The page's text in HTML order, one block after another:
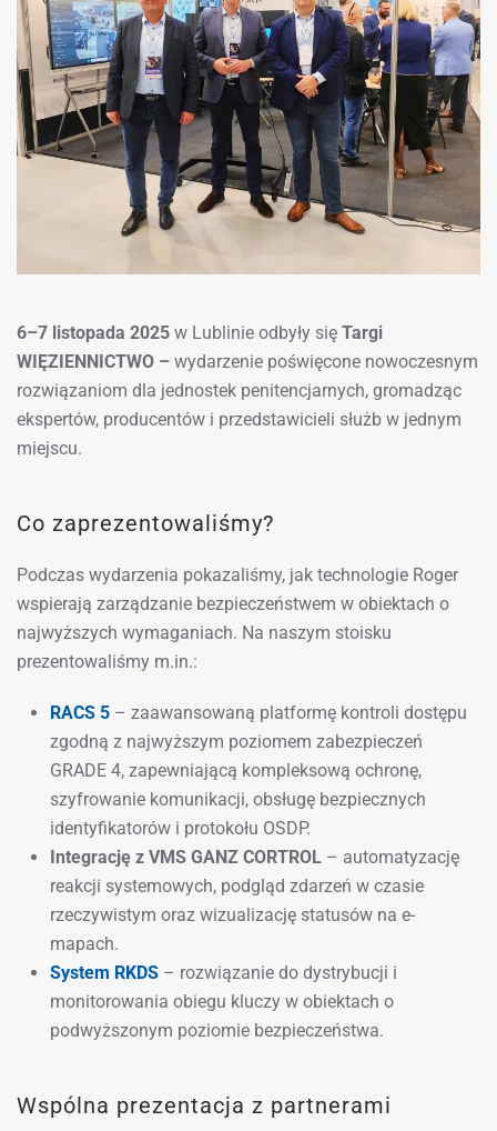
6–7 listopada 2025 w Lublinie odbyły się Targi
WIĘZIENNICTWO – wydarzenie poświęcone nowoczesnym
rozwiązaniom dla jednostek penitencjarnych, gromadząc
ekspertów, producentów i przedstawicieli służb w jednym
miejscu.
Co zaprezentowaliśmy?
Podczas wydarzenia pokazaliśmy, jak technologie Roger
wspierają zarządzanie bezpieczeństwem w obiektach o
najwyższych wymaganiach. Na naszym stoisku
prezentowaliśmy m.in.:
RACS 5 – zaawansowaną platformę kontroli dostępu
zgodną z najwyższym poziomem zabezpieczeń
GRADE 4, zapewniającą kompleksową ochronę,
szyfrowanie komunikacji, obsługę bezpiecznych
identyfikatorów i protokołu OSDP.
Integrację z VMS GANZ CORTROL – automatyzację
reakcji systemowych, podgląd zdarzeń w czasie
rzeczywistym oraz wizualizację statusów na e-
mapach.
System RKDS – rozwiązanie do dystrybucji i
monitorowania obiegu kluczy w obiektach o
podwyższonym poziomie bezpieczeństwa.
Wspólna prezentacja z partnerami